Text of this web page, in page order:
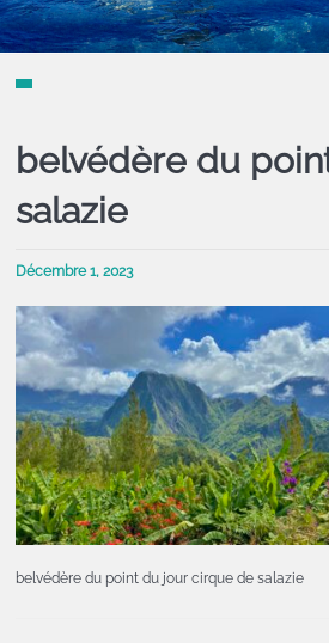
belvédère du
salazie
Décembre 1, 2023
belvédère du point du jour cirque de salazie